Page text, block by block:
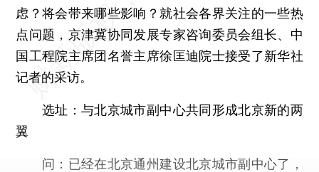
虑？将会带来哪些影响？就社会各界关注的一些热
点问题，京津冀协同发展专家咨询委员会组长、中
国工程院主席团名誉主席徐匡迪院士接受了新华社
记者的采访。
选址：与北京城市副中心共同形成北京新的两
翼
问：已经在北京通州建设北京城市副中心了，